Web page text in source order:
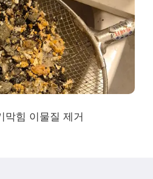
막힘 이물질 제거